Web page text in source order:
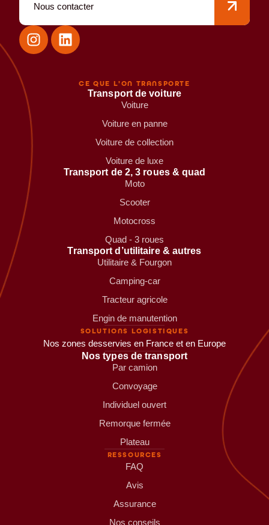
Nous contacter
CE QUE L'ON TRANSPORTE
Transport de voiture
Voiture
Voiture en panne
Voiture de collection
Voiture de luxe
Transport de 2, 3 roues & quad
Moto
Scooter
Motocross
Quad - 3 roues
Transport d’utilitaire & autres
Utilitaire & Fourgon
Camping-car
Tracteur agricole
Engin de manutention
SOLUTIONS LOGISTIQUES
Nos zones desservies en France et en Europe
Nos types de transport
Par camion
Convoyage
Individuel ouvert
Remorque fermée
Plateau
RESSOURCES
FAQ
Avis
Assurance
Nos conseils